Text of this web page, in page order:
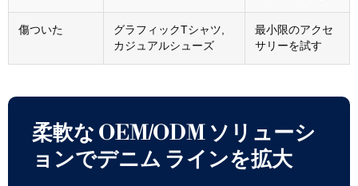
傷ついた
グラフィックTシャツ,
カジュアルシューズ
最小限のアクセ
サリーを試す
柔軟な OEM/ODM ソリューシ
ョンでデニム ラインを拡大